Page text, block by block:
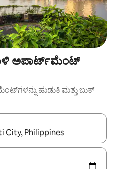
ಬಳಿ ಅಪಾರ್ಟ್‌ಮೆಂಟ್
ಹುಡುಕಿ ಮತ್ತು ಬುಕ್
ಮತ್ತು ಡೌನ್ ಬಾಣದ ಕೀಲಿಗಳೊಂದಿಗೆ